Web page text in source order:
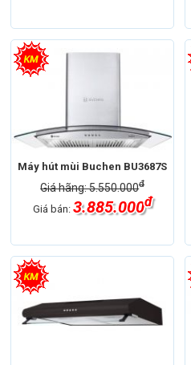
Máy hút mùi Buchen BU3687S
Giá hãng: 5.550.000đ
Giá bán: 3.885.000đ